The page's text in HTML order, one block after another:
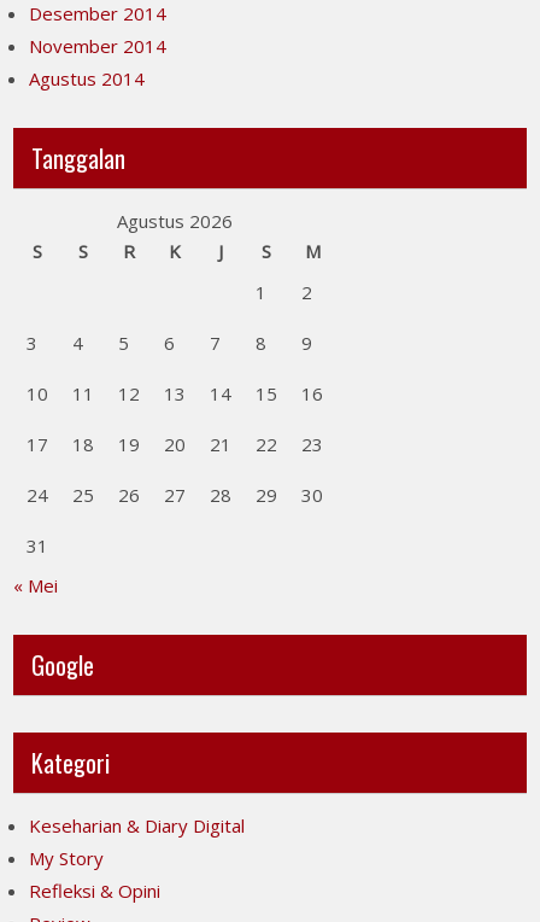
Desember 2014
November 2014
Agustus 2014
Tanggalan
Agustus 2026
S
S R K J S
M
1
2
3 4 5 6 7 8 9
10 11 12 13 14 15 16
17 18 19 20 21 22 23
24 25 26 27 28 29 30
31
« Mei
Google
Kategori
Keseharian & Diary Digital
My Story
Refleksi & Opini